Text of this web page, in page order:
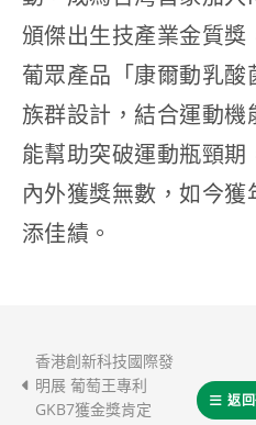
頒傑出生技產業金質獎
葡眾產品「康爾動乳
族群設計，結合運動機
能幫助突破運動瓶頸
內外獲獎無數，如今
添佳績。
香港創新科技國際發
明展 葡萄王專利
GKB7獲金獎肯定
返